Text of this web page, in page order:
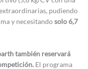
pudiendo
y necesitandosolo 6,7
también reservará
El programa